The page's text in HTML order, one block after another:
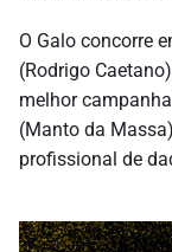
O Galo concorre
(Rodrigo
melhor
(Manto da
profissional de